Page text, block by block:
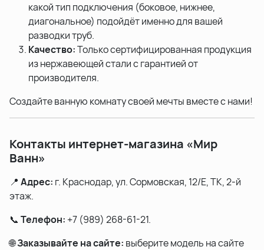
какой тип подключения (боковое, нижнее,
диагональное) подойдёт именно для вашей
разводки труб.
Качество:Только сертифицированная продукция
из нержавеющей стали с гарантией от
производителя.
Создайте ванную комнату своей мечты вместе с нами!
Контакты интернет-магазина «Мир
Ванн»
📍 Адрес: г. Краснодар, ул. Сормовская, 12/Е, ТК, 2-й
этаж.
📞 Телефон: +7 (989) 268-61-21.
🌐Заказывайте на сайте: выберите модель на сайте